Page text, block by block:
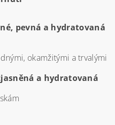
pevná a hydratovaná
okamžitými a trvalými
a hydratovaná